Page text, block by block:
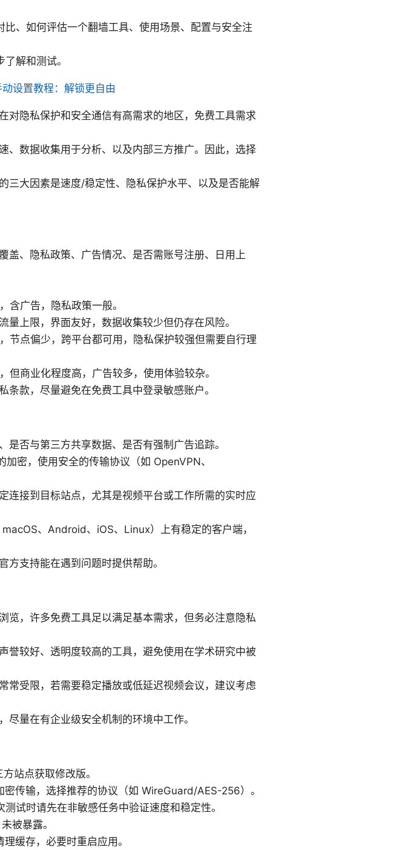
、如何评估一个翻墙工具、使用场景、配置与安全注
解和测试。
设置教程：解锁更自由
对隐私保护和安全通信有高需求的地区，免费工具需求
、数据收集用于分析、以及内部三方推广。因此，选择
三大因素是速度/稳定性、隐私保护水平、以及是否能解
盖、隐私政策、广告情况、是否需账号注册、日用上
含广告，隐私政策一般。
上限，界面友好，数据收集较少但仍存在风险。
节点偏少，跨平台都可用，隐私保护较强但需要自行理
但商业化程度高，广告较多，使用体验较杂。
款，尽量避免在免费工具中登录敏感账户。
否与第三方共享数据、是否有强制广告追踪。
密，使用安全的传输协议（如 OpenVPN、
连接到目标站点，尤其是视频平台或工作所需的实时应
、Android、iOS、Linux）上有稳定的客户端，
方支持能在遇到问题时提供帮助。
览，许多免费工具足以满足基本需求，但务必注意隐私
誉较好、透明度较高的工具，避免使用在学术研究中被
常受限，若需要稳定播放或低延迟视频会议，建议考虑
量在有企业级安全机制的环境中工作。
站点获取修改版。
传输，选择推荐的协议（如 WireGuard/AES-256）。
试时请先在非敏感任务中验证速度和稳定性。
被暴露。
缓存，必要时重启应用。